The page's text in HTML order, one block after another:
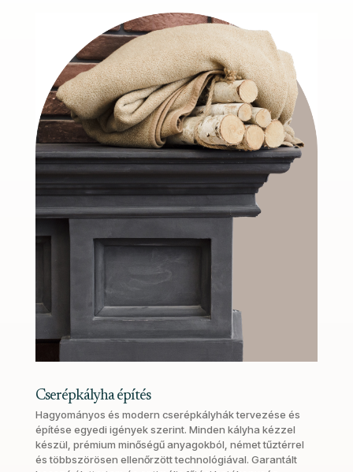
Cserépkályha építés
Hagyományos és modern cserépkályhák tervezése és
építése egyedi igények szerint. Minden kályha kézzel
készül, prémium minőségű anyagokból, német tűztérrel
és többszörösen ellenőrzött technológiával. Garantált